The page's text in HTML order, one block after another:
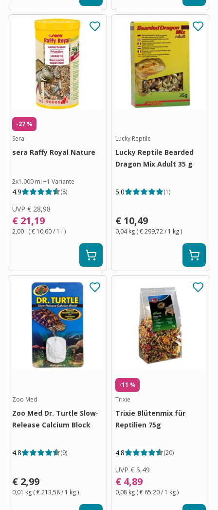
-27 %
Sera
sera Raffy Royal Nature
2x1.000 ml +1 Variante
4.9 (8)
UVP € 28,98
€ 21,19
2,00 l (€ 10,60/ 1 l )
Lucky Reptile
Lucky Reptile Bearded
Dragon Mix Adult 35 g
5.0 (1)
€ 10,49
0,04 kg (€ 299,72/ 1 kg)
Zoo Med
Zoo Med Dr. Turtle Slow-
Release Calcium Block
4.8 (9)
€ 2,99
0,01 kg (€ 213,58/ 1 kg)
-11 %
Trixie
Trixie Blütenmix für
Reptilien 75g
4.8 (20)
UVP € 5,49
€ 4,89
0,08 kg (€ 65,20/ 1 kg)